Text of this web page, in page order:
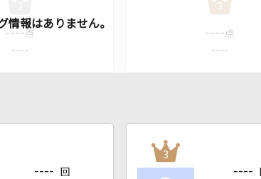
---- 点
----
3
---- 点
----
---- 回
3
----